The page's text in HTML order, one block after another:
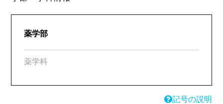
薬学部
薬学科
記号の説明